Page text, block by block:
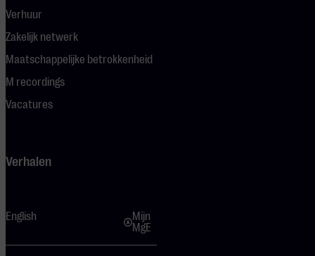
Verhuur
Zakelijk netwerk
Maatschappelijke betrokkenheid
M recordings
Vacatures
Verhalen
English
Mijn
MgE